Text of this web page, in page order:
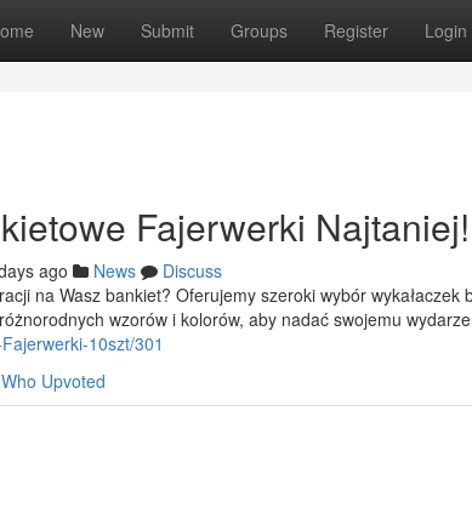
New Submit Groups Register Login
Fajerwerki Najtaniej!
ago News
Discuss
na Wasz bankiet? Oferujemy szeroki wybór
wzorów i kolorów, aby nadać swojemu
10szt/301
Who Upvoted